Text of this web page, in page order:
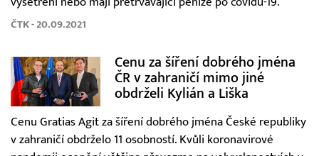
ČTK - 20.09.2021
Cenu za šíření dobrého jména
ČR v zahraničí mimo jiné
obdrželi Kylián a Liška
Cenu Gratias Agit za šíření dobrého jména České republiky
v zahraničí obdrželo 11 osobností. Kvůli koronavirové